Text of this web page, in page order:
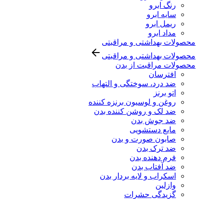
رنگ ابرو
سایه ابرو
ریمل ابرو
مداد ابرو
محصولات بهداشتی و مراقبتی
محصولات بهداشتی و مراقبتی
محصولات مراقبت از بدن
افترسان
ضد درد، سوختگی و التهاب
اتو برنز
روغن و لوسیون برنزه کننده
ضد لک و روشن کننده بدن
ضد جوش بدن
مایع دستشویی
صابون صورت و بدن
ضد ترک بدن
فرم دهنده بدن
ضد آفتاب بدن
اسکراب و لایه بردار بدن
وازلین
گزیدگی حشرات